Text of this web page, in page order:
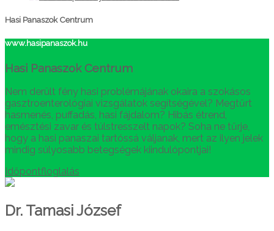
Hasi Panaszok Centrum
www.hasipanaszok.hu
Hasi Panaszok Centrum
Nem derült fény hasi problémájának okaira a szokásos
gasztroenterológiai vizsgálatok segítségével? Megtűrt
hasmenés, puffadás, hasi fájdalom? Hibás étrend,
emésztési zavar és túlstresszelt napok? Soha ne tűrje,
hogy a hasi panaszai tartóssá váljanak, mert az ilyen jelek
mindig súlyosabb betegségek kiindulópontjai!
Időpontfloglalás
Dr. Tamasi József